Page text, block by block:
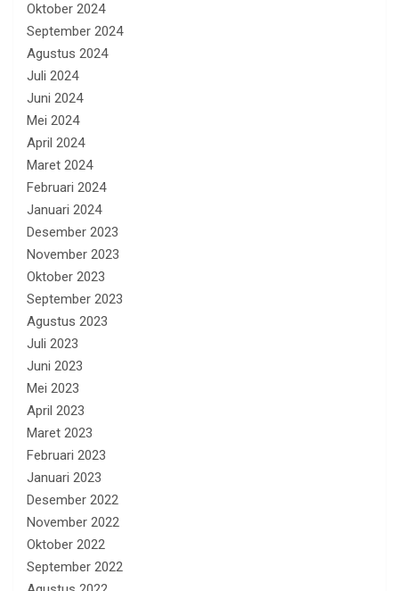
Oktober 2024
September 2024
Agustus 2024
Juli 2024
Juni 2024
Mei 2024
April 2024
Maret 2024
Februari 2024
Januari 2024
Desember 2023
November 2023
Oktober 2023
September 2023
Agustus 2023
Juli 2023
Juni 2023
Mei 2023
April 2023
Maret 2023
Februari 2023
Januari 2023
Desember 2022
November 2022
Oktober 2022
September 2022